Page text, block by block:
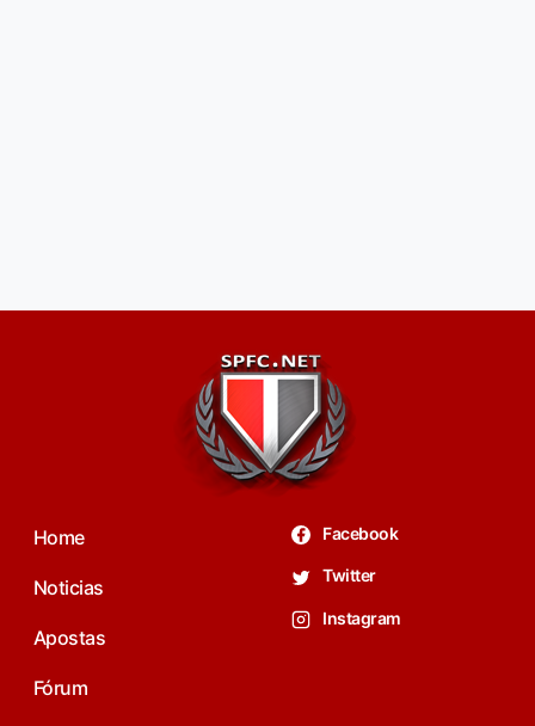
Home
Noticias
Apostas
Fórum
Facebook
Twitter
Instagram